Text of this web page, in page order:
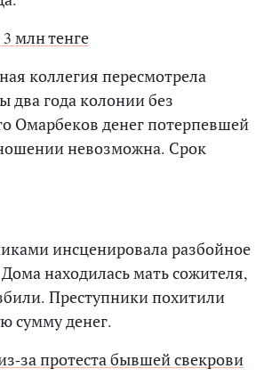
млн тенге
коллегия пересмотрела
два года колонии без
Омарбеков денег потерпевшей
невозможна. Срок
инсценировала разбойное
находилась мать сожителя,
Преступники похитили
сумму денег.
за протеста бывшей свекрови